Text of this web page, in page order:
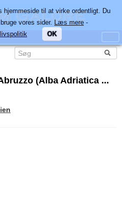
(Alba Adriatica ...
hjemmeside til at virke ordentligt. Du
vores sider. Læs mere -
OK